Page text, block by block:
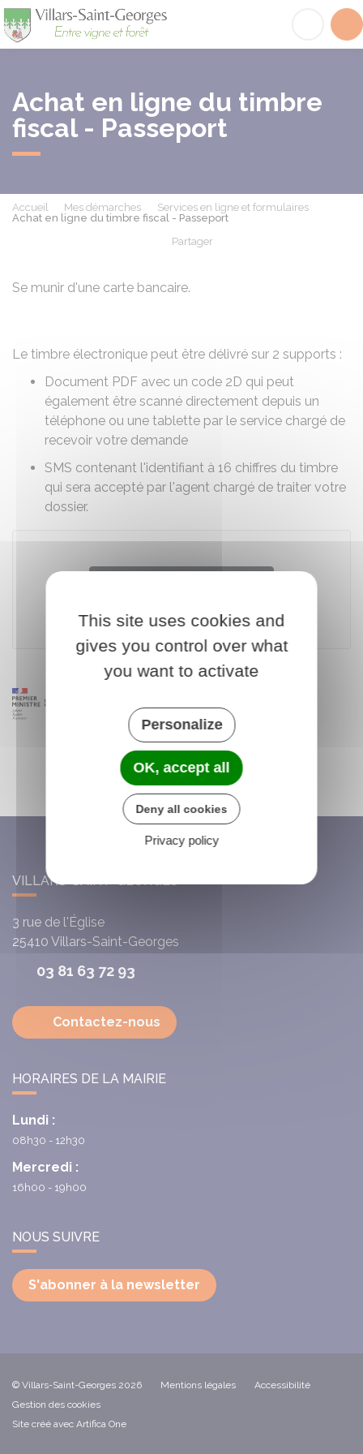
Achat en ligne du timbre
fiscal - Passeport
Accueil Mes démarches
Services en ligne et formulaires
Achat en ligne du timbre fiscal - Passeport
Partager
Se munir d'une carte bancaire.
Le timbre électronique peut être délivré sur 2 supports :
Document PDF avec un code 2D qui peut
également être scanné directement depuis un
téléphone ou une tablette par le service chargé de
recevoir votre demande
SMS contenant l'identifiant à 16 chiffres du timbre
qui sera accepté par l'agent chargé de traiter votre
dossier.
Ministère chargé des finances
VILLARS-SAINT-GEORGES
3 rue de l'Église
25410 Villars-Saint-Georges
03 81 63 72 93
Contactez-nous
HORAIRES DE LA MAIRIE
Lundi :
08h30 - 12h30
Mercredi :
16h00 - 19h00
NOUS SUIVRE
S'abonner à la newsletter
© Villars-Saint-Georges 2026 Mentions légales
Accessibilité
Gestion des cookies
Site créé avec Artifica One
This site uses cookies and
gives you control over what
you want to activate
Personalize
OK, accept all
Deny all cookies
Privacy policy